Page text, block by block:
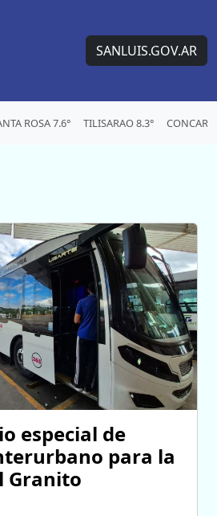
SANLUIS.GOV.AR
ROSA 7.6° TILISARAO 8.3°
especial de
para la
Granito